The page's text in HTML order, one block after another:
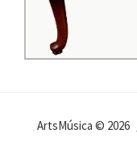
ArtsMúsica © 2026